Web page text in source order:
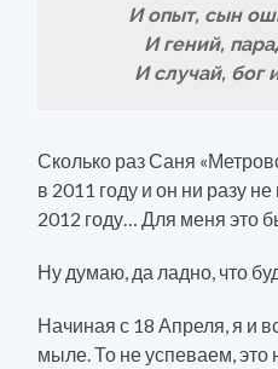
И опыт, сын
И гений,
И случай, бог
Сколько раз Саня
в 2011 году и он ни разу
2012 году… Для меня это
Ну думаю, да ладно, что
Начиная с 18 Апреля, я и
мыле. То не успеваем,